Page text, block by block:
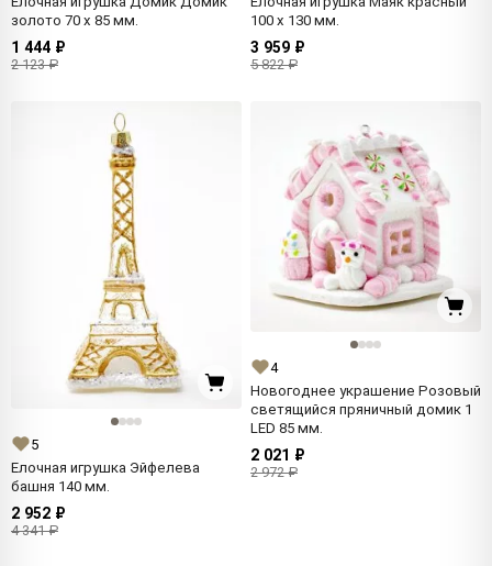
золото 70 x 85 мм.
1 444 ₽
2 123 ₽
100 x 130 мм.
3 959 ₽
5 822 ₽
5
Елочная игрушка Эйфелева
башня 140 мм.
2 952 ₽
4 341 ₽
4
Новогоднее украшение Розовый
светящийся пряничный домик 1
LED 85 мм.
2 021 ₽
2 972 ₽